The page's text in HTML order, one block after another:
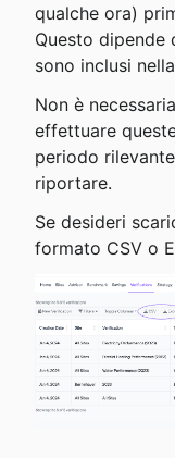
qualche ora)
Questo dipende
sono inclusi
Non è
effettuare
periodo
riportare.
Se desideri
formato CSV o